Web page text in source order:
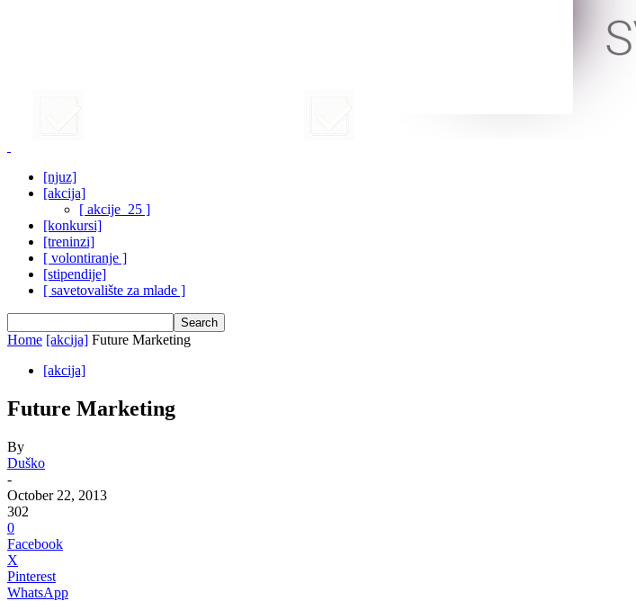
[njuz]
[akcija]
[ akcije_25 ]
[konkursi]
[treninzi]
[ volontiranje ]
[stipendije]
[ savetovalište za mlade ]
Home [akcija] Future Marketing
[akcija]
Future Marketing
By
Duško
-
October 22, 2013
302
0
Facebook
X
Pinterest
WhatsApp